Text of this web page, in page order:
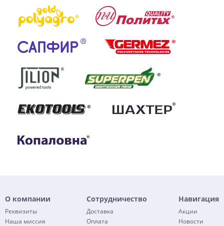
О компании
Реквизиты
Наша миссия
Сотрудничество
Доставка
Оплата
Навигация
Акции
Новости